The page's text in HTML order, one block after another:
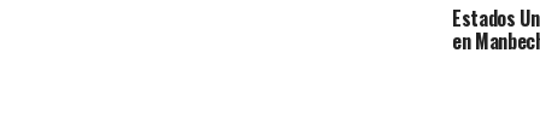
Estados
en